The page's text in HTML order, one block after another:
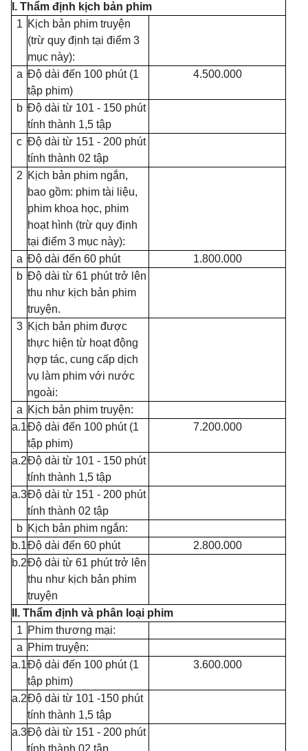
I. Thẩm định kịch bản phim
1 Kịch bản phim truyện
(trừ quy định tại điểm 3
mục này):
a Độ dài đến 100 phút (1
tập phim)
4.500.000
b Độ dài từ 101 - 150 phút
tính thành 1,5 tập
c Độ dài từ 151 - 200 phút
tính thành 02 tập
2 Kịch bản phim ngắn,
bao gồm: phim tài liệu,
phim khoa học, phim
hoạt hình (trừ quy định
tại điểm 3 mục này):
a Độ dài đến 60 phút
1.800.000
b Độ dài từ 61 phút trở lên
thu như kịch bản phim
truyện.
3 Kịch bản phim được
thực hiện từ hoạt động
hợp tác, cung cấp dịch
vụ làm phim với nước
ngoài:
a Kịch bản phim truyện:
a.1Độ dài đến 100 phút (1
tập phim)
7.200.000
a.2Độ dài từ 101 - 150 phút
tính thành 1,5 tập
a.3Độ dài từ 151 - 200 phút
tính thành 02 tập
b Kịch bản phim ngắn:
b.1Độ dài đến 60 phút
2.800.000
b.2Độ dài từ 61 phút trở lên
thu như kịch bản phim
truyện
II. Thẩm định và phân loại phim
1 Phim thương mại:
a Phim truyện:
a.1Độ dài đến 100 phút (1
tập phim)
3.600.000
a.2Độ dài từ 101 -150 phút
tính thành 1,5 tập
a.3Độ dài từ 151 - 200 phút
tính thành 02 tập